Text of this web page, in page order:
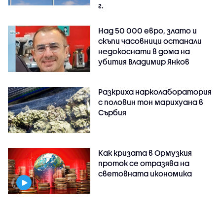
г.
Над 50 000 евро, злато и
скъпи часовници останали
недокоснати в дома на
убития Владимир Янков
Разкриха нарколаборатория
с половин тон марихуана в
Сърбия
Как кризата в Ормузкия
проток се отразява на
световната икономика